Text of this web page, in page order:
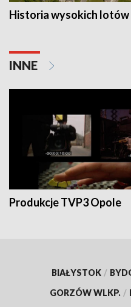
Historia wysokich lotów
INNE
Produkcje TVP3 Opole
BIAŁYSTOK /
GORZÓW WLKP. /